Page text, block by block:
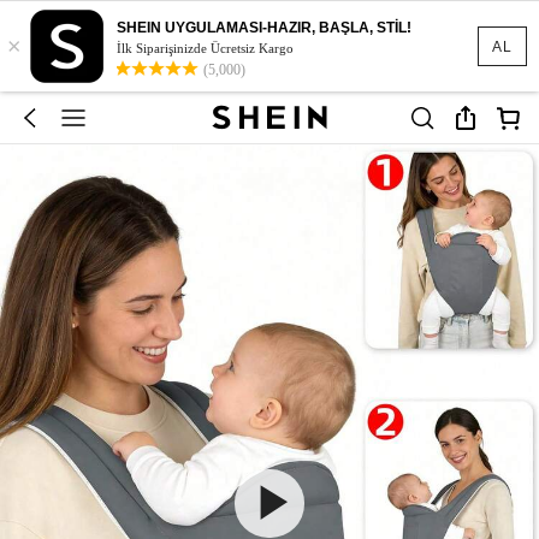
AL
×
SHEIN UYGULAMASI-HAZIR, BAŞLA, STİL!
İlk Siparişinizde Ücretsiz Kargo
(5,000)